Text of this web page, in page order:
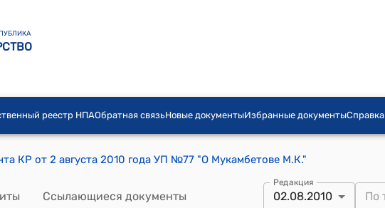
реестр НПАОбратная связьНовые документыИзбранные документыСправка
КР от 2 августа 2010 года УП №77 "О Мукамбетове М.К."
Ссылающиеся документы
Редакция
02.08.2010